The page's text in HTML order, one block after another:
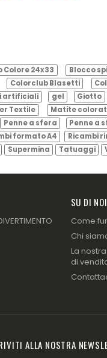
Colore 24x33 Blocco
Colorclub Blasetti
artificiali gel Giotto
Textile Matite
Penne a sfera Penne a
formato A4 Ricambi
Supermina Tatuaggi
SU DI NOI
Come
Chi
La
di
ALLA NOSTRA